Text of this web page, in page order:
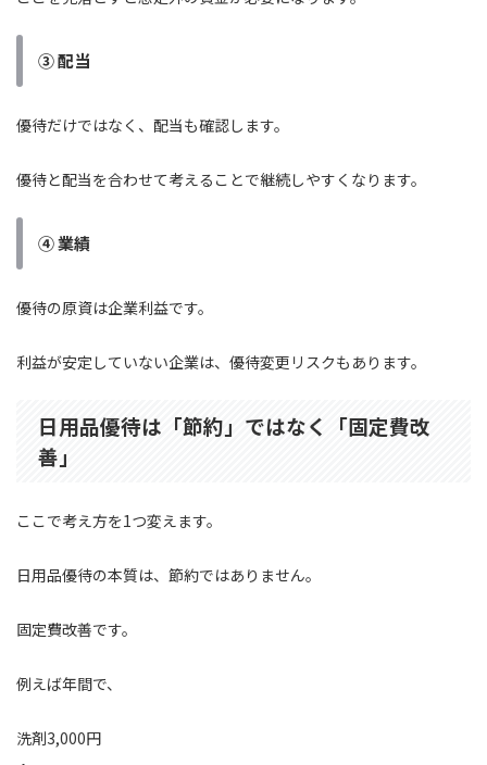
③ 配当
優待だけではなく、配当も確認します。
優待と配当を合わせて考えることで継続しやすくなります。
④ 業績
優待の原資は企業利益です。
利益が安定していない企業は、優待変更リスクもあります。
日用品優待は「節約」ではなく「固定費改
善」
ここで考え方を1つ変えます。
日用品優待の本質は、節約ではありません。
固定費改善です。
例えば年間で、
洗剤3,000円